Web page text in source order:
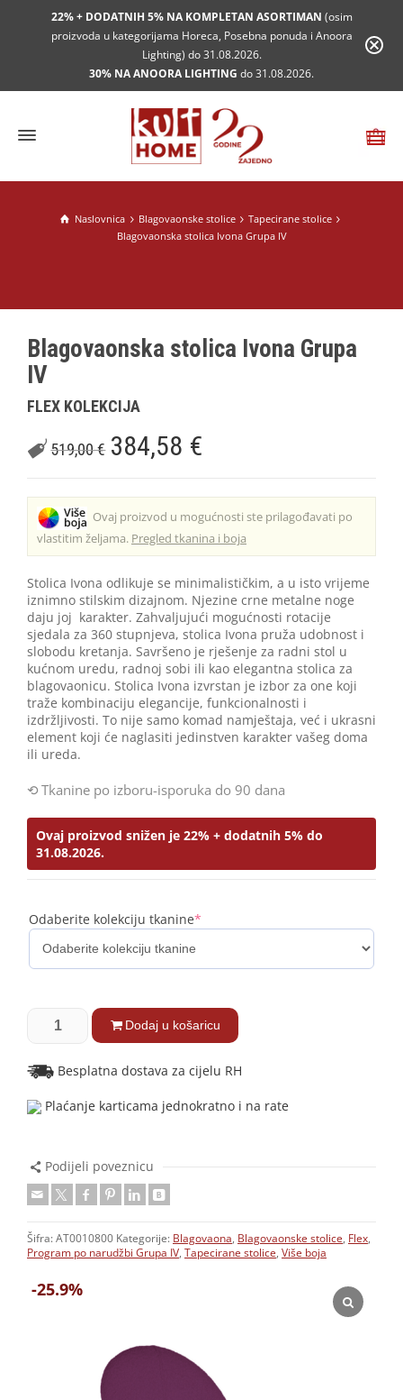
22% + DODATNIH 5% NA KOMPLETAN ASORTIMAN (osim
proizvoda u kategorijama Horeca, Posebna ponuda i Anoora
Lighting) do 31.08.2026.
30% NA ANOORA LIGHTING do 31.08.2026.
Naslovnica Blagovaonske stolice
Tapecirane stolice
Blagovaonska stolica Ivona Grupa IV
-25.9%
Blagovaonska stolica Ivona Grupa
IV
FLEX KOLEKCIJA
519,00€ 384,58 €
Ovaj proizvod u mogućnosti ste prilagođavati po
vlastitim željama. Pregled tkanina i boja
Stolica Ivona odlikuje se minimalističkim, a u isto vrijeme
iznimno stilskim dizajnom. Njezine crne metalne noge
daju joj karakter. Zahvaljujući mogućnosti rotacije
sjedala za 360 stupnjeva, stolica Ivona pruža udobnost i
slobodu kretanja. Savršeno je rješenje za radni stol u
kućnom uredu, radnoj sobi ili kao elegantna stolica za
blagovaonicu. Stolica Ivona izvrstan je izbor za one koji
traže kombinaciju elegancije, funkcionalnosti i
izdržljivosti. To nije samo komad namještaja, već i ukrasni
element koji će naglasiti jedinstven karakter vašeg doma
ili ureda.
Tkanine po izboru-isporuka do 90 dana
Ovaj proizvod snižen je 22% + dodatnih 5% do
31.08.2026.
Odaberite kolekciju tkanine*
Dodaj u košaricu
Besplatna dostava za cijelu RH
Plaćanje karticama jednokratno i na rate
Podijeli poveznicu
Šifra: AT0010800 Kategorije: Blagovaona, Blagovaonske stolice, Flex,
Program po narudžbi Grupa IV, Tapecirane stolice, Više boja